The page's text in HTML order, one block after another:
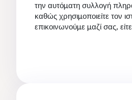
την αυτόματη συλλογή
καθώς χρησιμοποιείτε τον
επικοινωνούμε μαζί σας,